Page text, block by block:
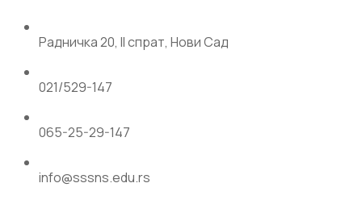
Радничка 20, II спрат, Нови Сад
021/529-147
065-25-29-147
info@sssns.edu.rs